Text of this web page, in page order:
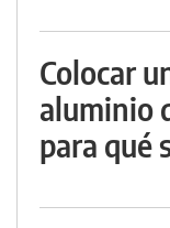
Colocar
aluminio
para qué